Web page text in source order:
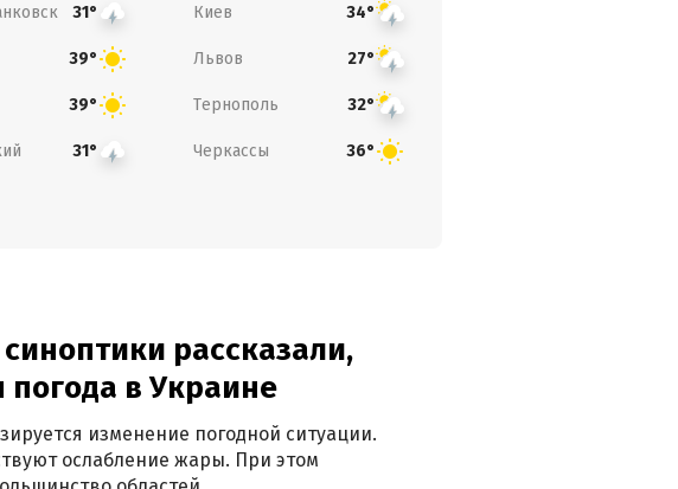
31° Киев 34°
39° Львов 27°
39° Тернополь 32°
31° Черкассы 36°
рассказали,
погода в Украине
изменение погодной ситуации.
ослабление жары. При этом